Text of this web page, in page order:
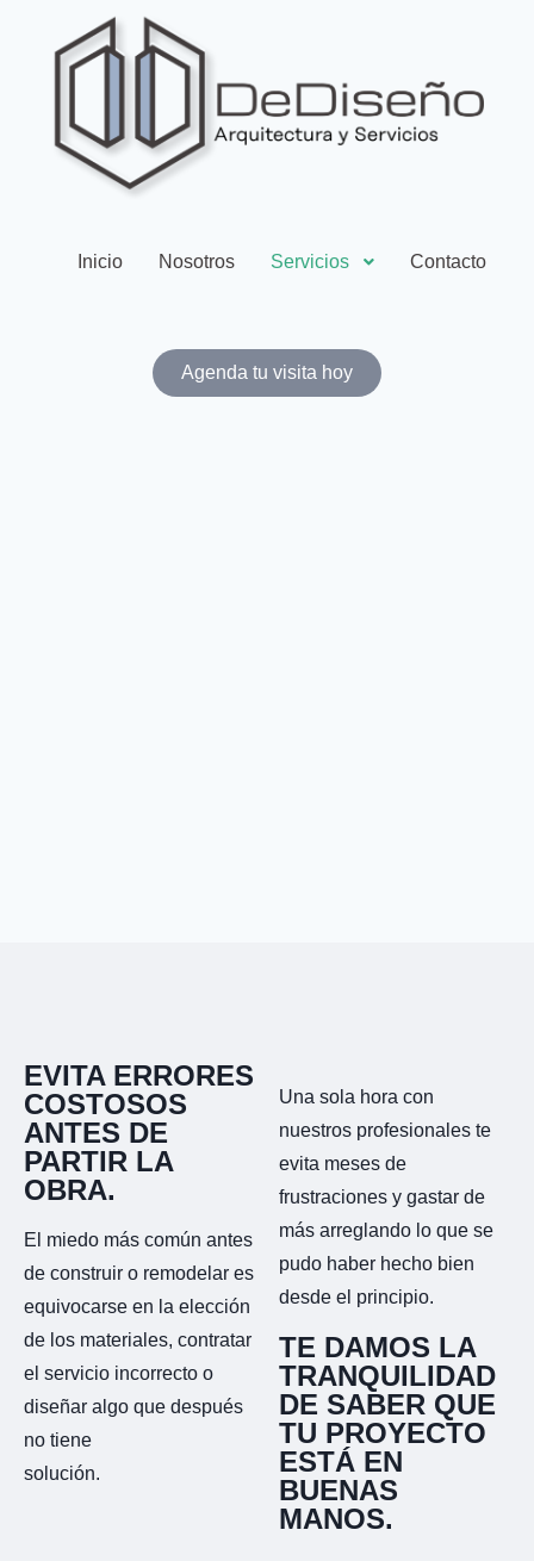
Inicio Nosotros Servicios Contacto
Agenda tu visita hoy
EVITA ERRORES
COSTOSOS
ANTES DE
PARTIR LA
OBRA.
El miedo más común antes
de construir o remodelar es
equivocarse en la elección
de los materiales, contratar
el servicio incorrecto o
diseñar algo que después
no tiene
solución.
Una sola hora con
nuestros profesionales te
evita meses de
frustraciones y gastar de
más arreglando lo que se
pudo haber hecho bien
desde el principio.
TE DAMOS LA
TRANQUILIDAD
DE SABER QUE
TU PROYECTO
ESTÁ EN
BUENAS
MANOS.